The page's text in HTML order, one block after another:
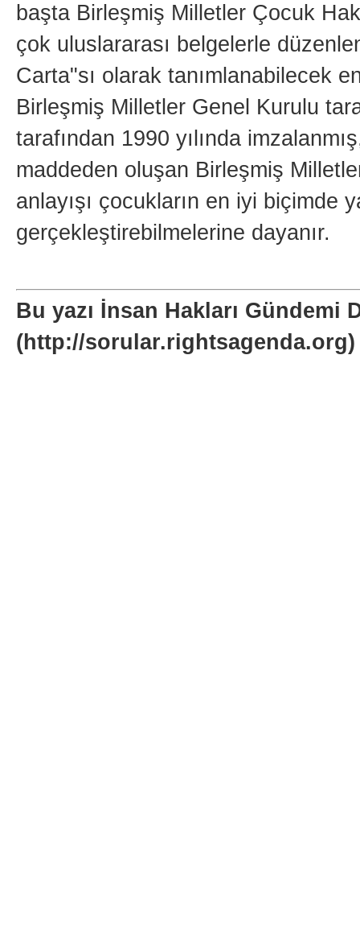
başta Birleşmiş Milletler Çocuk
çok uluslararası belgelerle
Carta"sı olarak tanımlanabilecek
Birleşmiş Milletler Genel Kurulu
tarafından 1990 yılında
maddeden oluşan Birleşmiş
anlayışı çocukların en iyi biçimde
gerçekleştirebilmelerine dayanır.
Bu yazı İnsan Hakları Gündemi
(http://sorular.rightsagenda.org)